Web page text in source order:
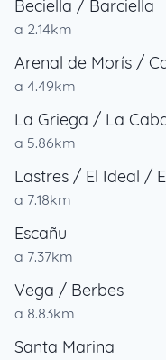
Beciella / Barciella
a 2.14km
Arenal de Morís /
a 4.49km
La Griega / La
a 5.86km
Lastres / El Ideal /
a 7.18km
Escañu
a 7.37km
Vega / Berbes
a 8.83km
Santa Marina